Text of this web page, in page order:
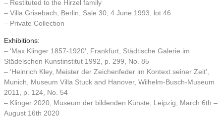
– Restituted to the Hirzel family
– Villa Grisebach, Berlin, Sale 30, 4 June 1993, lot 46
– Private Collection
Exhibitions:
– ‘Max Klinger 1857-1920’, Frankfurt, Städtische Galerie im
Städelschen Kunstinstitut 1992, p. 299, No. 85
– ‘Heinrich Kley, Meister der Zeichenfeder im Kontext seiner Zeit’,
Munich, Museum Villa Stuck and Hanover, Wilhelm-Busch-Museum
2011, p. 124, No. 54
– Klinger 2020, Museum der bildenden Künste, Leipzig, March 6th –
August 16th 2020